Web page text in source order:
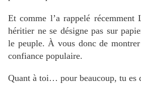
Et comme l’a rappelé récemment
héritier ne se désigne pas sur
le peuple. À vous donc de
confiance populaire.
Quant à toi… pour beaucoup, tu